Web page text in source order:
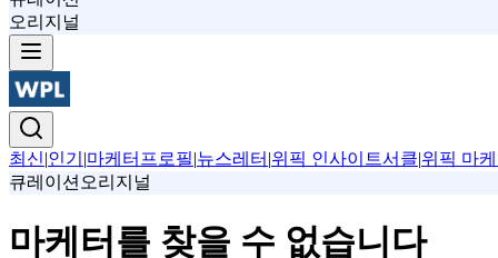
오리지널
최신|인기 |마케터프로필|뉴스레터 |위픽 인사이트서클|위픽 마케
큐레이션 오리지널
마케터를 찾을 수 없습니다